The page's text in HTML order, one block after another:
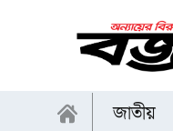
জাতীয়